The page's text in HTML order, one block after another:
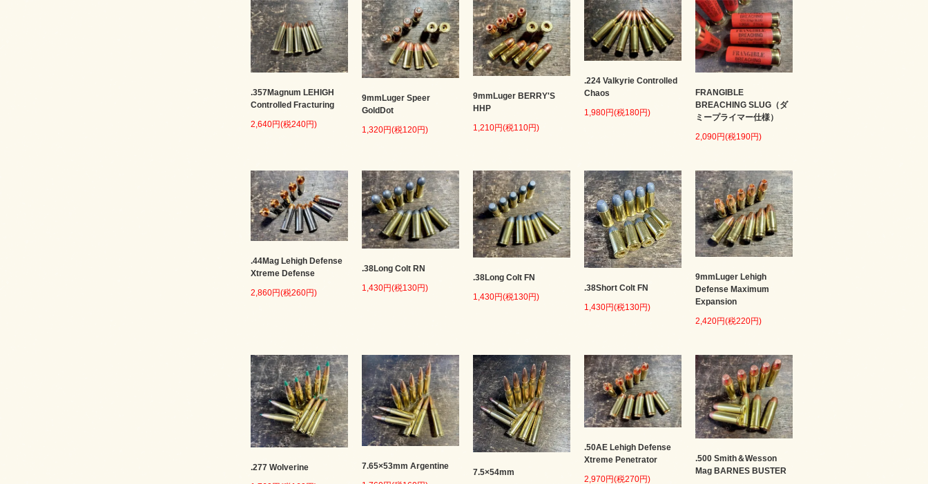
.357Magnum LEHIGH
Controlled Fracturing
2,640円(税240円)
9mmLuger Speer
GoldDot
1,320円(税120円)
9mmLuger BERRY'S
HHP
1,210円(税110円)
.224 Valkyrie Controlled
Chaos
1,980円(税180円)
FRANGIBLE
BREACHING SLUG（ダ
ミープライマー仕様）
2,090円(税190円)
.44Mag Lehigh Defense
Xtreme Defense
2,860円(税260円)
.38Long Colt RN
1,430円(税130円)
.38Long Colt FN
1,430円(税130円)
.38Short Colt FN
1,430円(税130円)
9mmLuger Lehigh
Defense Maximum
Expansion
2,420円(税220円)
.277 Wolverine
7.65×53mm Argentine
7.5×54mm
.50AE Lehigh Defense
Xtreme Penetrator
2,970円(税270円)
.500 Smith＆Wesson
Mag BARNES BUSTER